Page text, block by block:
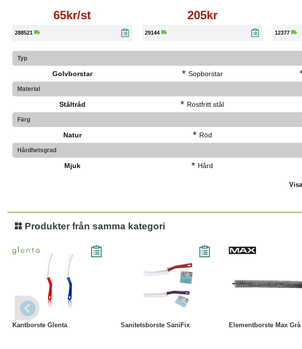
● Användning: Med eller utan skurduk
65kr/st
288521
205kr
29144 12377
Typ
Golvborstar * Sopborstar
Material
Ståltråd * Rostfritt stål
Färg
Natur * Röd
Hårdhetsgrad
Mjuk * Hård
Produkter från samma kategori
Kantborste Glenta
Läs mer
Sanitetsborste SaniFix
Läs mer
Elementborste Max Grå